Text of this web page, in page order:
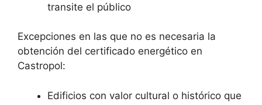
transite el público
Excepciones en las que no es necesaria la
obtención del certificado energético en
Castropol:
Edificios con valor cultural o histórico que